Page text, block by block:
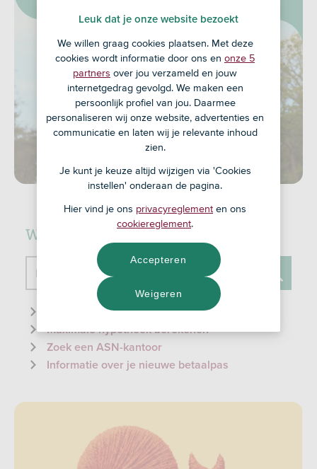
Waar kunnen we je mee helpen?
Doorzoek de website
Informatie over de ID-check
Maximale hypotheek berekenen
Zoek een ASN-kantoor
Informatie over je nieuwe betaalpas
Leuk dat je onze website bezoekt
We willen graag cookies plaatsen. Met deze
cookies wordt informatie door ons en onze 5
partners over jou verzameld en jouw
internetgedrag gevolgd. We maken een
persoonlijk profiel van jou. Daarmee
personaliseren wij onze website, advertenties en
communicatie en laten wij je relevante inhoud
zien.
Je kunt je keuze altijd wijzigen via 'Cookies
instellen' onderaan de pagina.
Hier vind je ons privacyreglement en ons
cookiereglement.
Weigeren
Accepteren